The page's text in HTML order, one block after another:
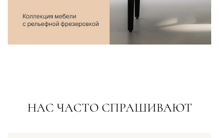
НАС ЧАСТО СПРАШИВАЮТ